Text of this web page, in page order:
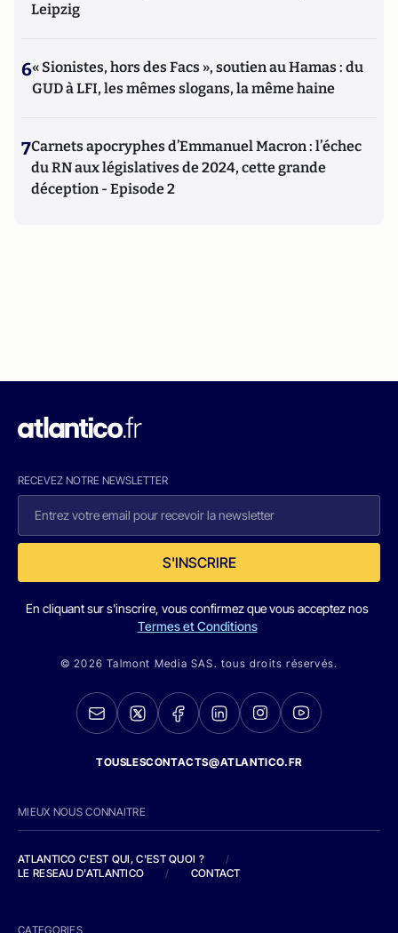
Leipzig
6« Sionistes, hors des Facs », soutien au Hamas : du
GUD à LFI, les mêmes slogans, la même haine
7Carnets apocryphes d’Emmanuel Macron : l’échec
du RN aux législatives de 2024, cette grande
déception - Episode 2
RECEVEZ NOTRE NEWSLETTER
S'INSCRIRE
En cliquant sur s'inscrire, vous confirmez que vous acceptez nos
Termes et Conditions
© 2026 Talmont Media SAS. tous droits réservés.
TOUSLESCONTACTS@ATLANTICO.FR
MIEUX NOUS CONNAITRE
ATLANTICO C'EST QUI, C'EST QUOI ?
/
LE RESEAU D'ATLANTICO
/ CONTACT
CATEGORIES